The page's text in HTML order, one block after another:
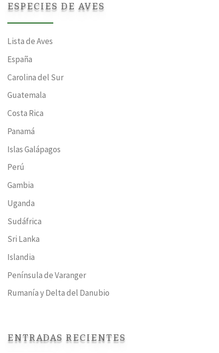
ESPECIES DE AVES
Lista de Aves
España
Carolina del Sur
Guatemala
Costa Rica
Panamá
Islas Galápagos
Perú
Gambia
Uganda
Sudáfrica
Sri Lanka
Islandia
Península de Varanger
Rumanía y Delta del Danubio
ENTRADAS RECIENTES